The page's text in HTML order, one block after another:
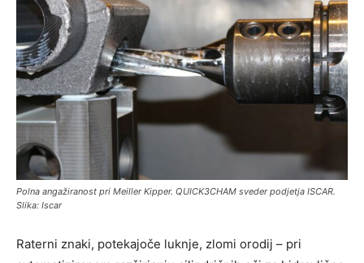
Polna angažiranost pri Meiller Kipper. QUICK3CHAM sveder podjetja ISCAR.
Slika: Iscar
Raterni znaki, potekajoče luknje, zlomi orodij – pri